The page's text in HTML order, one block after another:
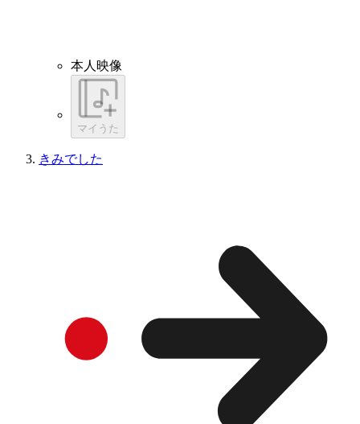
本人映像
マイうた
きみでした